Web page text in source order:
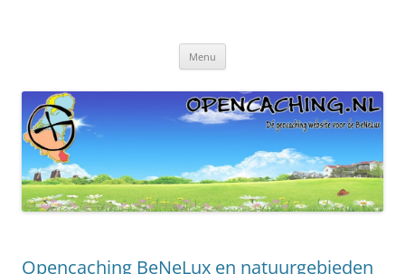
Menu
Opencaching BeNeLux en natuurgebieden